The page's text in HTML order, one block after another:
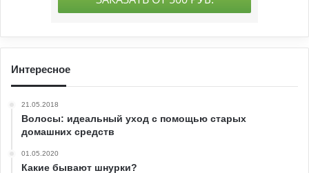
Интересное
21.05.2018
Волосы: идеальный уход с помощью старых
домашних средств
01.05.2020
Какие бывают шнурки?